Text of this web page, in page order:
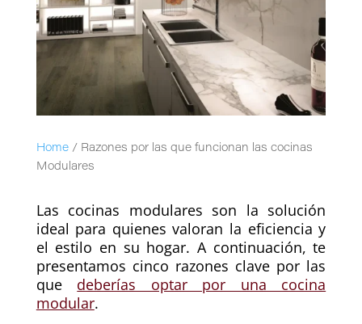
Home/ Razones por las que funcionan las cocinas
Modulares
Las cocinas modulares son la solución
ideal para quienes valoran la eficiencia y
el estilo en su hogar. A continuación, te
presentamos cinco razones clave por las
que deberías optar por una cocina
modular.